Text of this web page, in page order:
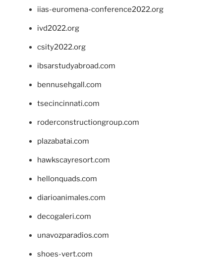
iias-euromena-conference2022.org
ivd2022.org
csity2022.org
ibsarstudyabroad.com
bennusehgall.com
tsecincinnati.com
roderconstructiongroup.com
plazabatai.com
hawkscayresort.com
hellonquads.com
diarioanimales.com
decogaleri.com
unavozparadios.com
shoes-vert.com